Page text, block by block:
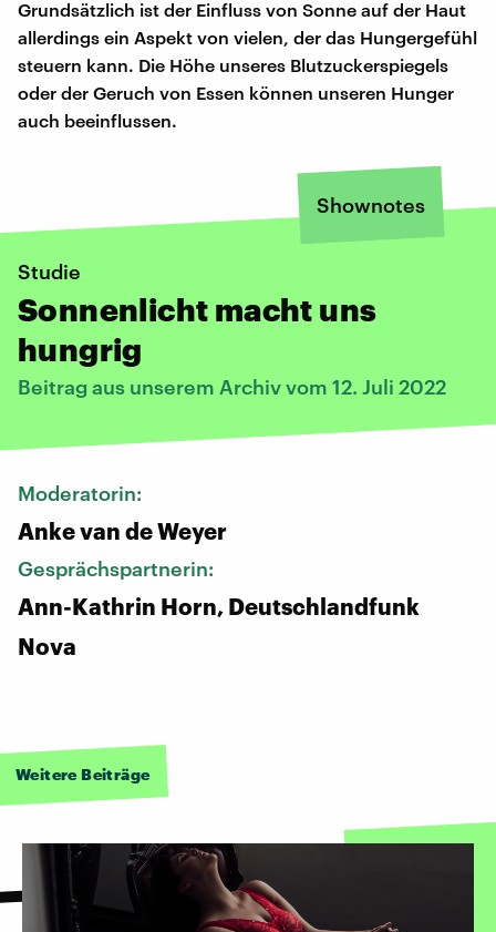
Grundsätzlich ist der Einfluss von Sonne auf der Haut
allerdings ein Aspekt von vielen, der das Hungergefühl
steuern kann. Die Höhe unseres Blutzuckerspiegels
oder der Geruch von Essen können unseren Hunger
auch beeinflussen.
Shownotes
Studie
Sonnenlicht macht uns
hungrig
Beitrag aus unserem Archiv vom 12. Juli 2022
Moderatorin:
Anke van de Weyer
Gesprächspartnerin:
Ann-Kathrin Horn, Deutschlandfunk
Nova
Weitere Beiträge